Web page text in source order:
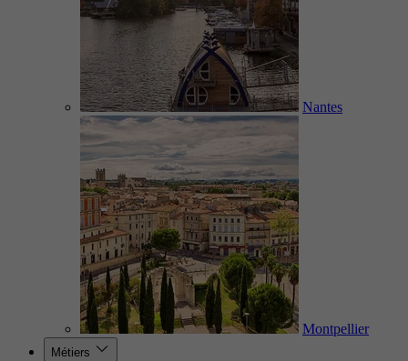
Nantes
Montpellier
Métiers